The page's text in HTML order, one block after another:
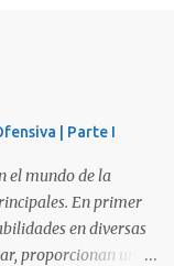
| Parte I
el mundo de la
En primer
en diversas
proporcionan una